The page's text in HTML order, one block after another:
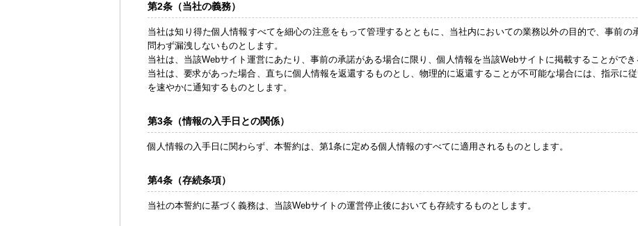
第2条（当社の義務）
当社は知り得た個人情報すべてを細心の注意をもって管理するとともに、当社内においての業務以外の目的で、事前の
問わず漏洩しないものとします。
当社は、当該Webサイト運営にあたり、事前の承諾がある場合に限り、個人情報を当該Webサイトに掲載することができ
当社は、要求があった場合、直ちに個人情報を返還するものとし、物理的に返還することが不可能な場合には、指示に
を速やかに通知するものとします。
第3条（情報の入手日との関係）
個人情報の入手日に関わらず、本誓約は、第1条に定める個人情報のすべてに適用されるものとします。
第4条（存続条項）
当社の本誓約に基づく義務は、当該Webサイトの運営停止後においても存続するものとします。